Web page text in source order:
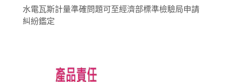
水電瓦斯計量準確問題可至經濟部標準檢驗局申請
糾紛鑑定